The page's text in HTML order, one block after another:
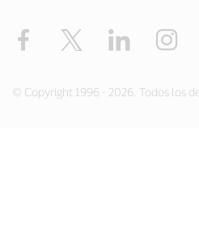
Facebook Twitter LinkedIn
© Copyright 1996 - 2026. Todos los